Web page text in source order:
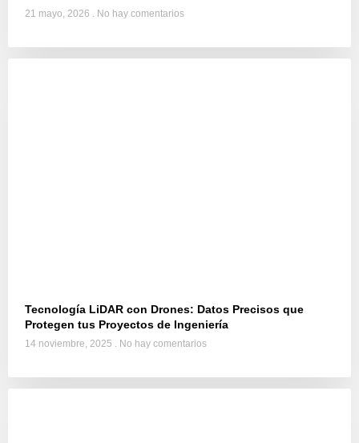
21 mayo, 2026 No hay comentarios
Tecnología LiDAR con Drones: Datos Precisos que
Protegen tus Proyectos de Ingeniería
14 noviembre, 2025 No hay comentarios